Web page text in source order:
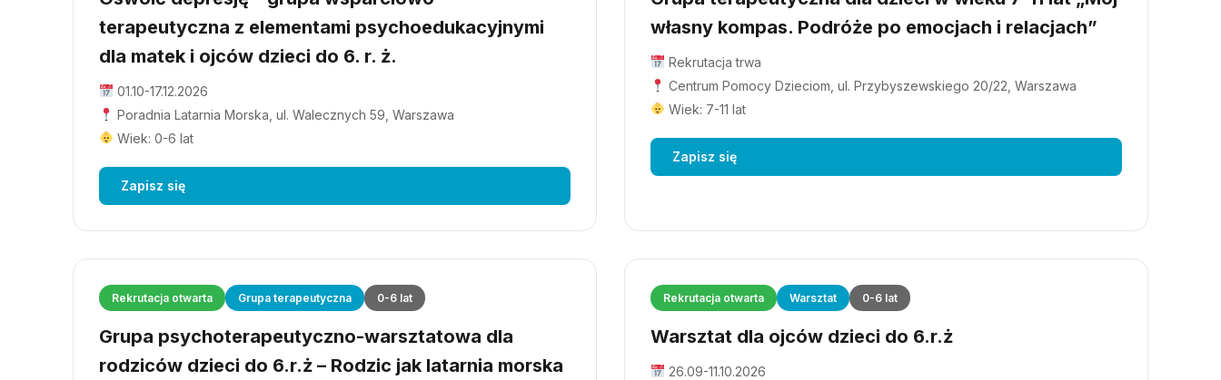
terapeutyczna z elementami psychoedukacyjnymi
dla matek i ojców dzieci do 6. r. ż.
01.10-17.12.2026
Poradnia Latarnia Morska, ul. Walecznych 59, Warszawa
Wiek: 0-6 lat
Zapisz się
własny kompas. Podróże po emocjach i relacjach”
Rekrutacja trwa
Centrum Pomocy Dzieciom, ul. Przybyszewskiego 20/22, Warszawa
Wiek: 7-11 lat
Zapisz się
Rekrutacja otwarta Grupa terapeutyczna 0-6 lat
Grupa psychoterapeutyczno-warsztatowa dla
rodziców dzieci do 6.r.ż – Rodzic jak latarnia morska
Rekrutacja otwarta Warsztat 0-6 lat
Warsztat dla ojców dzieci do 6.r.ż
26.09-11.10.2026